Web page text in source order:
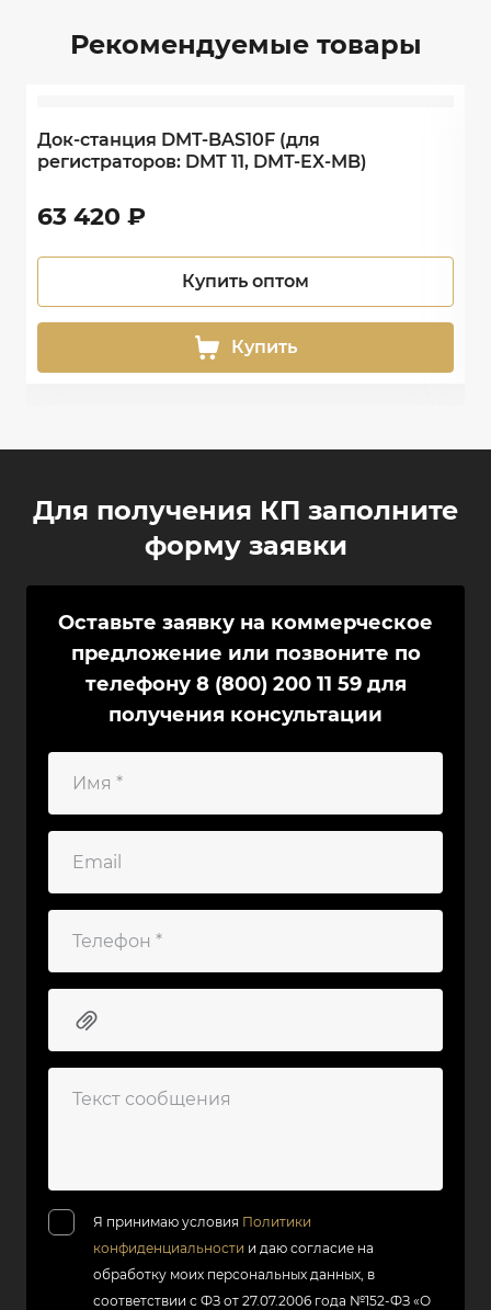
Рекомендуемые товары
Док-станция DMT-BAS10F (для
регистраторов: DMT 11, DMT-EX-MB)
63 420 ₽
Купить оптом
Купить
Для получения КП заполните
форму заявки
Оставьте заявку на коммерческое
предложение или позвоните по
телефону 8 (800) 200 11 59для
получения консультации
Я принимаю условия Политики
конфиденциальности и даю согласие на
обработку моих персональных данных, в
соответствии с ФЗ от 27.07.2006 года №152-ФЗ «О